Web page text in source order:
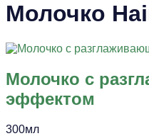
Молочко
Молочко с
эффектом
300мл